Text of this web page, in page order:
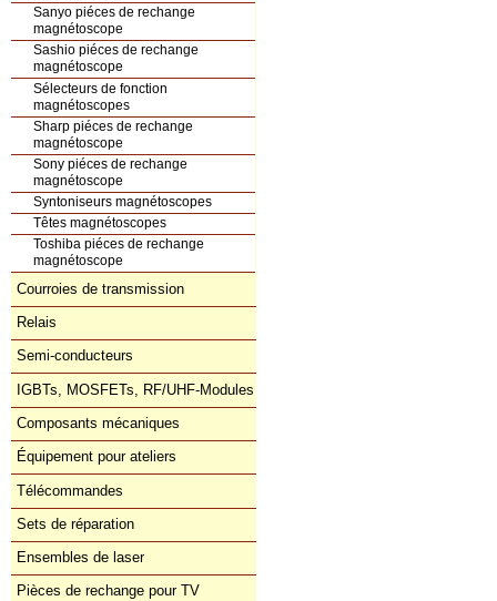
Sanyo piéces de rechange
magnétoscope
Sashio piéces de rechange
magnétoscope
Sélecteurs de fonction
magnétoscopes
Sharp piéces de rechange
magnétoscope
Sony piéces de rechange
magnétoscope
Syntoniseurs magnétoscopes
Têtes magnétoscopes
Toshiba piéces de rechange
magnétoscope
Courroies de transmission
Relais
Semi-conducteurs
IGBTs, MOSFETs, RF/UHF-Modules
Composants mécaniques
Équipement pour ateliers
Télécommandes
Sets de réparation
Ensembles de laser
Pièces de rechange pour TV